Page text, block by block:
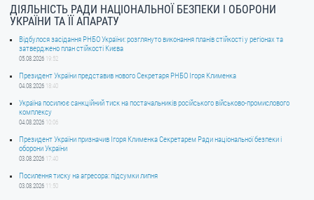
ДІЯЛЬНІСТЬ РАДИ НАЦІОНАЛЬНОЇ БЕЗПЕКИ І ОБОРОНИ
УКРАЇНИ ТА ЇЇ АПАРАТУ
Відбулося засідання РНБО України: розглянуто виконання планів стійкості у регіонах та
затверджено план стійкості Києва
05.08.2026 19:52
Президент України представив нового Секретаря РНБО Ігоря Клименка
04.08.2026 18:40
Україна посилює санкційний тиск на постачальників російського військово-промислового
комплексу
04.08.2026 10:06
Президент України призначив Ігоря Клименка Секретарем Ради національної безпеки і
оборони України
03.08.2026 17:40
Посилення тиску на агресора: підсумки липня
03.08.2026 11:50